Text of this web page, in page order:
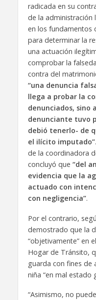
radicada en su
de la administración
en los fundamentos
para determinar la
una actuación
comprobar la
contra del
“una denuncia
llega a probar la
denunciados, sino
denunciante tuvo
debió tenerlo- de
el ilícito imputado”
de la coordinadora
concluyó que “del
evidencia que la
actuado con
con negligencia”.
Por el contrario,
demostrado que la
“objetivamente” en
Hogar de Tránsito,
guarda con fines de
niña “en mal estado
“Asimismo, no